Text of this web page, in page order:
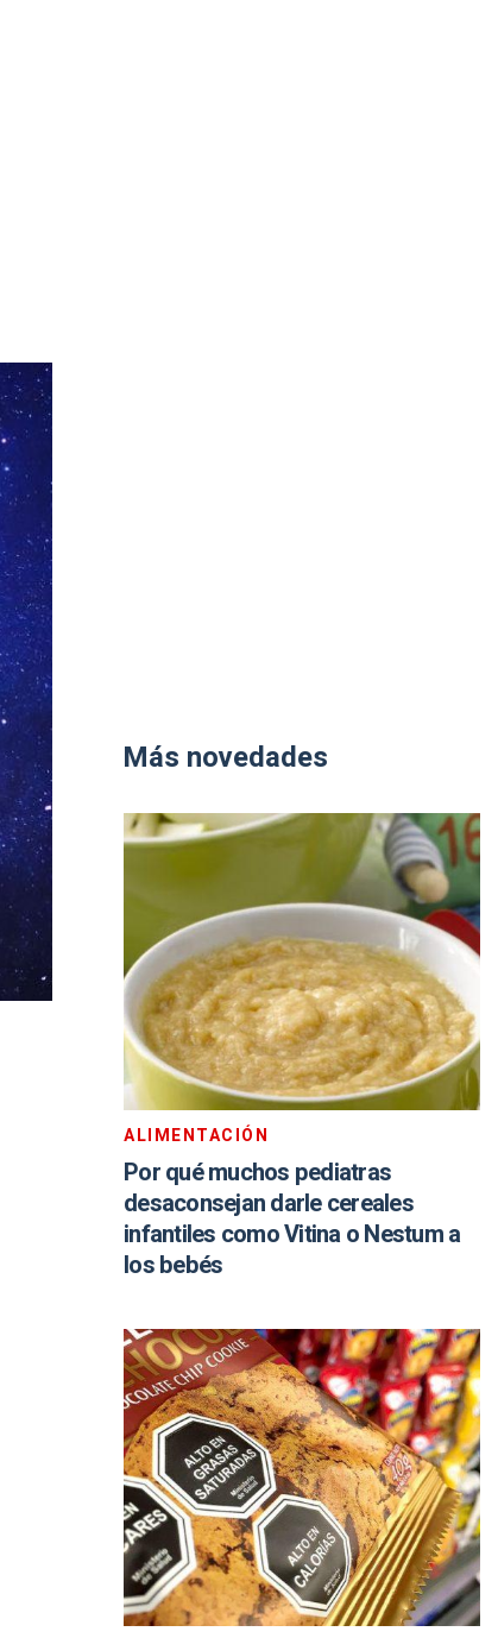
Más novedades
ALIMENTACIÓN
Por qué muchos pediatras
desaconsejan darle cereales
infantiles como Vitina o Nestum a
los bebés